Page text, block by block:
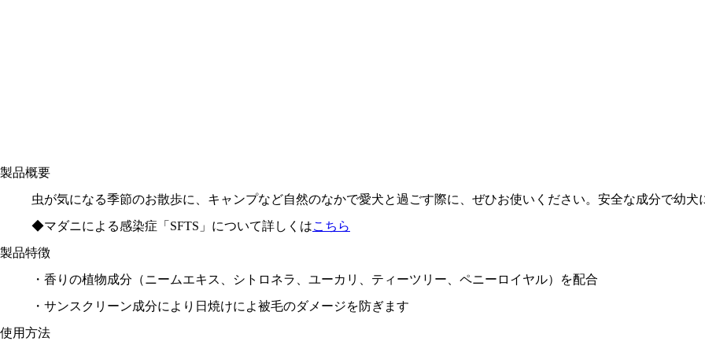
製品概要
虫が気になる季節のお散歩に、キャンプなど自然のなかで愛犬と過ごす際に、ぜひお使いください。安全な成分で幼犬
◆マダニによる感染症「SFTS」について詳しくはこちら
製品特徴
・香りの植物成分（ニームエキス、シトロネラ、ユーカリ、ティーツリー、ペニーロイヤル）を配合
・サンスクリーン成分により日焼けによ被毛のダメージを防ぎます
使用方法